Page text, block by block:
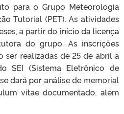
para o Grupo Meteorologia
Tutorial (PET). As atividades
a partir do início da licença
do grupo. As inscrições
ser realizadas de 25 de abril a
SEI (Sistema Eletrônico de
dará por análise de memorial
vitae documentado, além